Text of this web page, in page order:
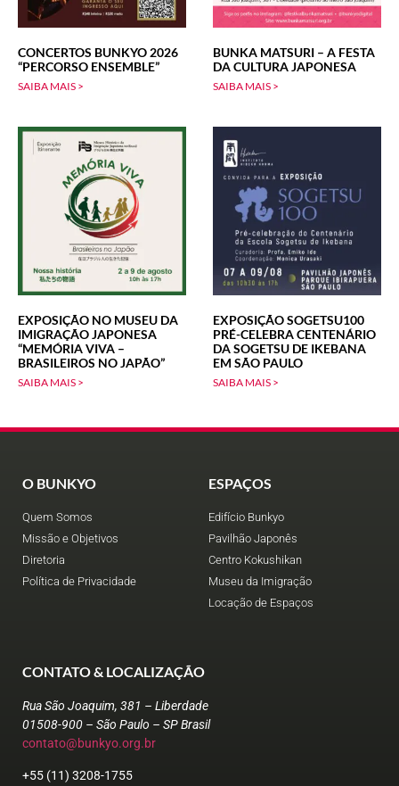
CONCERTOS BUNKYO 2026
“PERCORSO ENSEMBLE”
SAIBA MAIS >
BUNKA MATSURI – A FESTA
DA CULTURA JAPONESA
SAIBA MAIS >
EXPOSIÇÃO NO MUSEU DA
IMIGRAÇÃO JAPONESA
“MEMÓRIA VIVA –
BRASILEIROS NO JAPÃO”
SAIBA MAIS >
EXPOSIÇÃO SOGETSU100
PRÉ-CELEBRA CENTENÁRIO
DA SOGETSU DE IKEBANA
EM SÃO PAULO
SAIBA MAIS >
O BUNKYO
Quem Somos
Missão e Objetivos
Diretoria
Política de Privacidade
ESPAÇOS
Edifício Bunkyo
Pavilhão Japonês
Centro Kokushikan
Museu da Imigração
Locação de Espaços
CONTATO & LOCALIZAÇÃO
Rua São Joaquim, 381 – Liberdade
01508-900 – São Paulo – SP Brasil
contato@bunkyo.org.br
+55 (11) 3208-1755